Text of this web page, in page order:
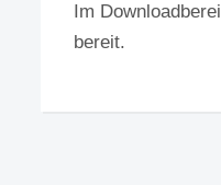
Im
bereit.